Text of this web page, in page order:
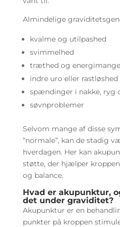
Almindelige
kvalme og utilpashed
svimmelhed
træthed og
indre uro eller rastløshed
spændinger i nakke, ryg
søvnproblemer
Selvom mange af disse
“normale”, kan de stadig
hverdagen. Her kan
støtte, der hjælper
og balance.
Hvad er akupunktur,
det under graviditet?
Akupunktur er en
punkter på kroppen